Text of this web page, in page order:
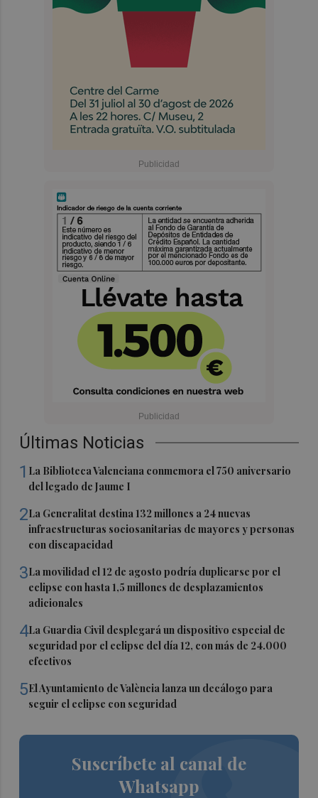
Últimas Noticias
1 La Biblioteca Valenciana conmemora el 750 aniversario
del legado de Jaume I
2La Generalitat destina 132 millones a 24 nuevas
infraestructuras sociosanitarias de mayores y personas
con discapacidad
3La movilidad el 12 de agosto podría duplicarse por el
eclipse con hasta 1,5 millones de desplazamientos
adicionales
4La Guardia Civil desplegará un dispositivo especial de
seguridad por el eclipse del día 12, con más de 24.000
efectivos
5El Ayuntamiento de València lanza un decálogo para
seguir el eclipse con seguridad
Suscríbete al canal de
Whatsapp